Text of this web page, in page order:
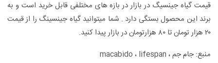
قیمت گیاه جینسیگ در بازار در بازه های مختلفی قابل خرید است و به
برند این محصول بستگی دارد . شما میتوانید گیاه جینسینگ را از قیمت
۲۰ هزار تومان تا ۸۰ هزارتومان در بازار پیدا کنید.
منبع: جام جم ، macabido ، lifespan